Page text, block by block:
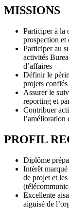
MISSIONS
Participer à la
prospection et
Participer au
activités
d’affaires
Définir le
projets
Assurer le
reporting et
Contribuer
l’amélioration
PROFIL
Diplôme
Intérêt
de projet et
Excellente
aiguisé de